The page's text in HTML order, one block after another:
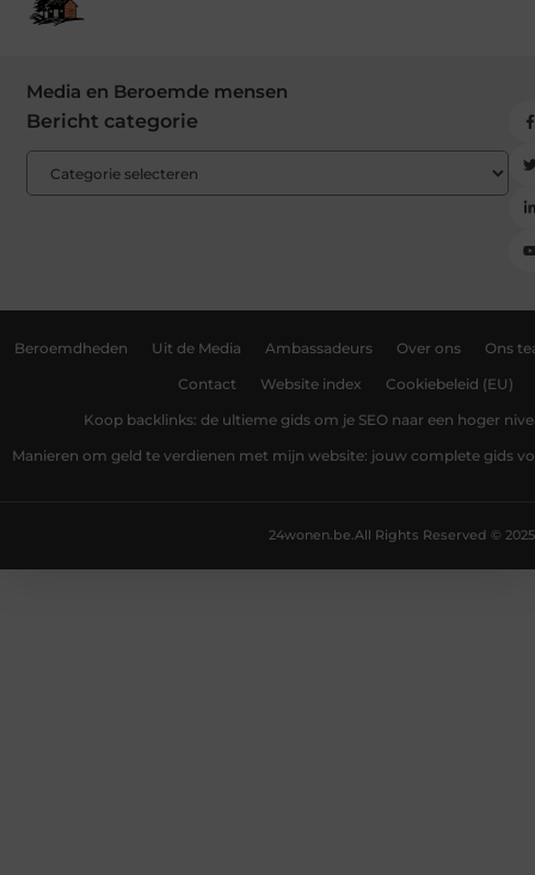
Media en Beroemde mensen
Bericht categorie
Beroemdheden Uit de Media Ambassadeurs Over ons Ons
Contact Website index Cookiebeleid (EU)
Koop backlinks: de ultieme gids om je SEO naar een hoger
Manieren om geld te verdienen met mijn website: jouw complete gids
All Rights Reserved © 2025
24wonen.be.